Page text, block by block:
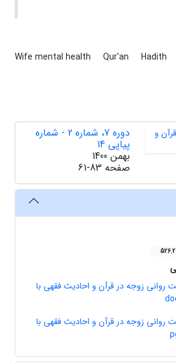
Wife mental health Qur'an Hadith
دوره 7، شماره 2 - شماره
پیاپی 14
بهمن 1400
صفحه 61-83
زوجه در قرآن و احادیث فقهی با
زوجه در قرآن و احادیث فقهی با